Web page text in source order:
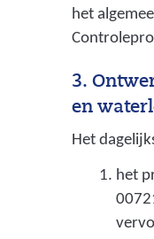
het
3.
en
Het
het